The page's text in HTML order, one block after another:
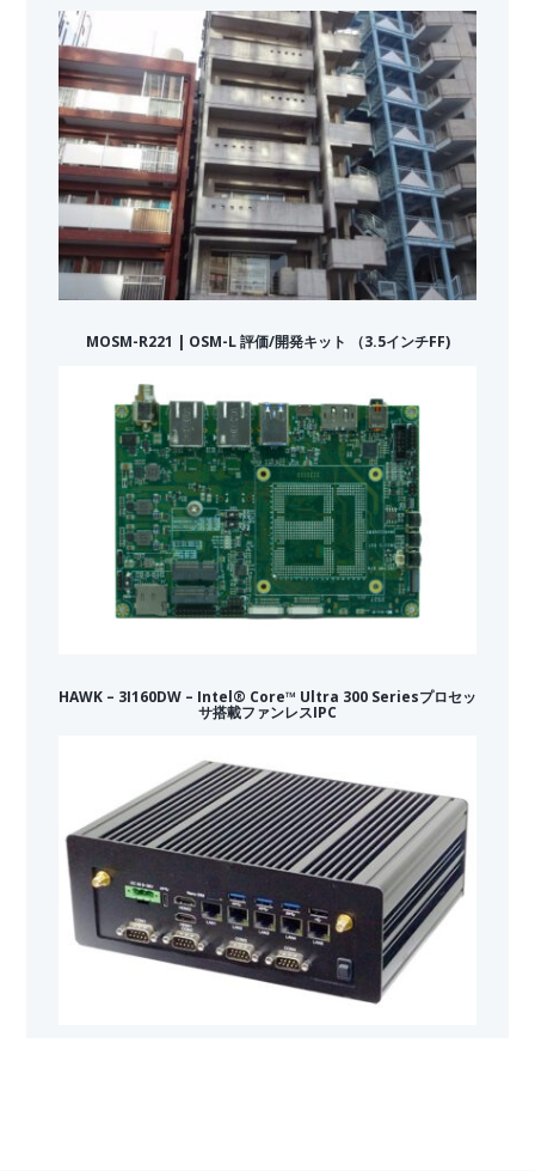
MOSM-R221 | OSM-L 評価/開発キット （3.5インチFF)
HAWK – 3I160DW – Intel® Core™ Ultra 300 Seriesプロセッ
サ搭載ファンレスIPC